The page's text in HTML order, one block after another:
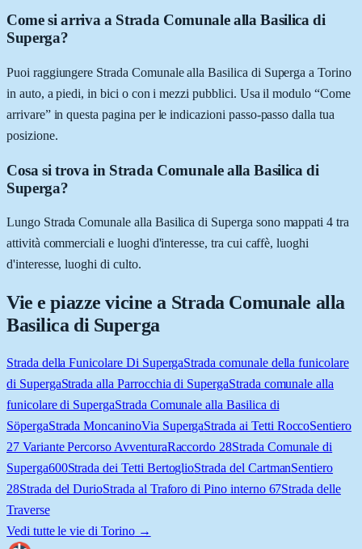
Come si arriva a Strada Comunale alla Basilica di
Superga?
Puoi raggiungere Strada Comunale alla Basilica di Superga a Torino
in auto, a piedi, in bici o con i mezzi pubblici. Usa il modulo “Come
arrivare” in questa pagina per le indicazioni passo-passo dalla tua
posizione.
Cosa si trova in Strada Comunale alla Basilica di
Superga?
Lungo Strada Comunale alla Basilica di Superga sono mappati 4 tra
attività commerciali e luoghi d'interesse, tra cui caffè, luoghi
d'interesse, luoghi di culto.
Vie e piazze vicine a Strada Comunale alla
Basilica di Superga
Strada della Funicolare Di SupergaStrada comunale della funicolare
di SupergaStrada alla Parrocchia di SupergaStrada comunale alla
funicolare di SupergaStrada Comunale alla Basilica di
SöpergaStrada MoncaninoVia SupergaStrada ai Tetti RoccoSentiero
27 Variante Percorso AvventuraRaccordo 28Strada Comunale di
Superga600Strada dei Tetti BertoglioStrada del CartmanSentiero
28Strada del DurioStrada al Traforo di Pino interno 67Strada delle
Traverse
Vedi tutte le vie di Torino→